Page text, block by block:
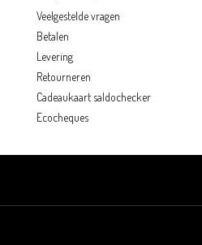
Veelgestelde vragen
Betalen
Levering
Retourneren
Cadeaukaart saldochecker
Ecocheques